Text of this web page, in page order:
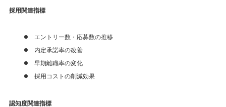
採用関連指標
エントリー数・応募数の推移
内定承諾率の改善
早期離職率の変化
採用コストの削減効果
認知度関連指標